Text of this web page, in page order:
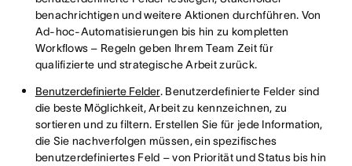
benachrichtigen und weitere Aktionen durchführen. Von
Ad-hoc-Automatisierungen bis hin zu kompletten
Workflows – Regeln geben Ihrem Team Zeit für
qualifizierte und strategische Arbeit zurück.
Benutzerdefinierte Felder. Benutzerdefinierte Felder sind
die beste Möglichkeit, Arbeit zu kennzeichnen, zu
sortieren und zu filtern. Erstellen Sie für jede Information,
die Sie nachverfolgen müssen, ein spezifisches
benutzerdefiniertes Feld – von Priorität und Status bis hin